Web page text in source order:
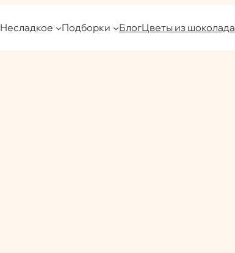
Несладкое Подборки БлогЦветы из шоколада